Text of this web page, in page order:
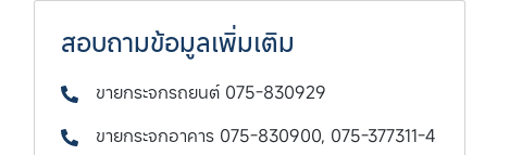
สอบถามข้อมูลเพิ่มเติม
ขายกระจกรถยนต์ 075-830929
ขายกระจกอาคาร 075-830900, 075-377311-4